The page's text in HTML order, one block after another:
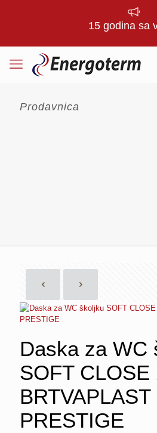
15 godina sa
Prodavnica
Daska za WC
SOFT CLOSE
BRTVAPLAST
PRESTIGE